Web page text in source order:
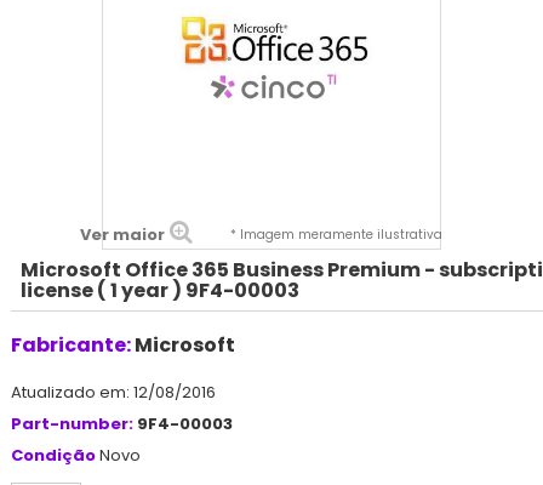
Ver maior * Imagem meramente ilustrativa
Microsoft Office 365 Business Premium -
license ( 1 year ) 9F4-00003
Fabricante:Microsoft
Atualizado em: 12/08/2016
Part-number: 9F4-00003
CondiçãoNovo